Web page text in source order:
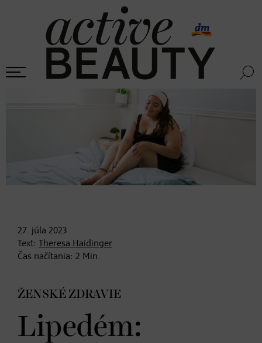
27. júla 2023
Text:
Theresa Haidinger
Čas načítania: 2 Min.
ŽENSKÉ ZDRAVIE
Lipedém: